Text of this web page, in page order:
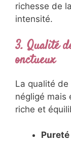
richesse de
intensité.
3. Qualité
onctueux
La qualité de
négligé mais
riche et
Pureté